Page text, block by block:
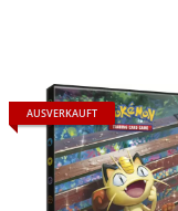
AUSVERKAUFT